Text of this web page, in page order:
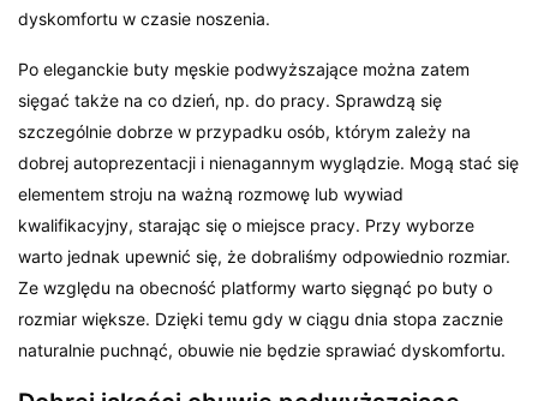
dyskomfortu w czasie noszenia.
Po eleganckie buty męskie podwyższające można zatem
sięgać także na co dzień, np. do pracy. Sprawdzą się
szczególnie dobrze w przypadku osób, którym zależy na
dobrej autoprezentacji i nienagannym wyglądzie. Mogą stać się
elementem stroju na ważną rozmowę lub wywiad
kwalifikacyjny, starając się o miejsce pracy. Przy wyborze
warto jednak upewnić się, że dobraliśmy odpowiednio rozmiar.
Ze względu na obecność platformy warto sięgnąć po buty o
rozmiar większe. Dzięki temu gdy w ciągu dnia stopa zacznie
naturalnie puchnąć, obuwie nie będzie sprawiać dyskomfortu.